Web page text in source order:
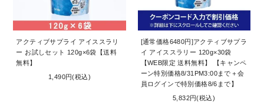
アクティブサプライ アイススラリ
ー お試しセット 120g×6袋【送料
無料】
1,490円(税込)
[通常価格6480円]アクティブサプラ
イ アイススラリー 120g×30袋
【WEB限定 送料無料】 【キャンペ
ーン特別価格8/31PM3:00まで＋会
員ログインで特別価格8/6まで】
5,832円(税込)